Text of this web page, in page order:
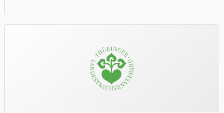
Wir wünschen Euch viel Spaß beim Lesen.